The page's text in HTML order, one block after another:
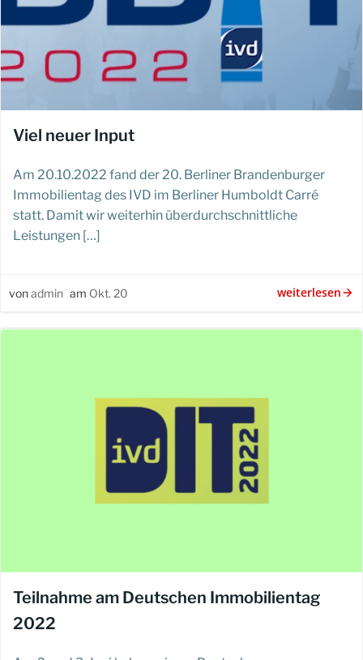
Viel neuer Input
Am 20.10.2022 fand der 20. Berliner Brandenburger
Immobilientag des IVD im Berliner Humboldt Carré
statt. Damit wir weiterhin überdurchschnittliche
Leistungen […]
vonadmin am Okt. 20 weiterlesen
Teilnahme am Deutschen Immobilientag
2022